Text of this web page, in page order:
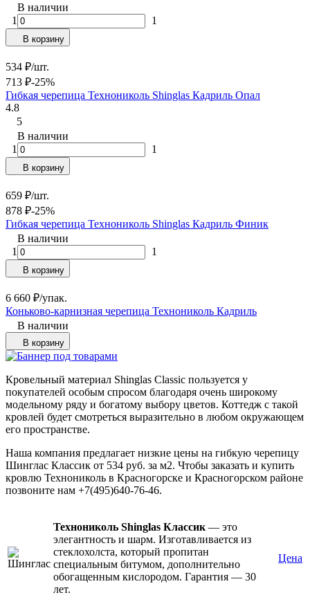
В наличии
1
1
В корзину
534 ₽/шт.
713 ₽-25%
Гибкая черепица Технониколь Shinglas Кадриль Опал
4.8
5
В наличии
1
1
В корзину
659 ₽/шт.
878 ₽-25%
Гибкая черепица Технониколь Shinglas Кадриль Финик
В наличии
1
1
В корзину
6 660 ₽/упак.
Коньково-карнизная черепица Технониколь Кадриль
В наличии
В корзину
Кровельный материал Shinglas Classic пользуется у
покупателей особым спросом благодаря очень широкому
модельному ряду и богатому выбору цветов. Коттедж с такой
кровлей будет смотреться выразительно в любом окружающем
его пространстве.
Наша компания предлагает низкие цены на гибкую черепицу
Шинглас Классик от 534 руб. за м2. Чтобы заказать и купить
кровлю Технониколь в Красногорске и Красногорском районе
позвоните нам +7(495)640-76-46.
Технониколь Shinglas Классик — это
элегантность и шарм. Изготавливается из
стеклохолста, который пропитан
специальным битумом, дополнительно
обогащенным кислородом. Гарантия — 30
лет.
Цена